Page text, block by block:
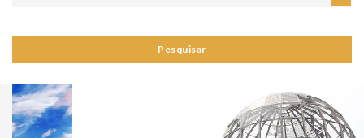
Pesquisar